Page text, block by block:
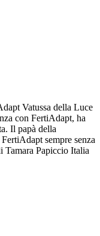
Vatussa della Luce
con FertiAdapt, ha
Il papà della
sempre senza
Tamara Papiccio Italia